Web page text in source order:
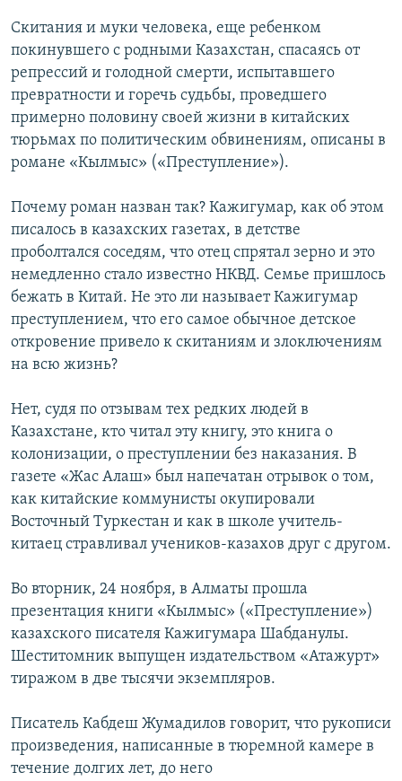
Скитания и муки человека, еще ребенком
покинувшего с родными Казахстан, спасаясь от
репрессий и голодной смерти, испытавшего
превратности и горечь судьбы, проведшего
примерно половину своей жизни в китайских
тюрьмах по политическим обвинениям, описаны в
романе «Кылмыс» («Преступление»).
Почему роман назван так? Кажигумар, как об этом
писалось в казахских газетах, в детстве
проболтался соседям, что отец спрятал зерно и это
немедленно стало известно НКВД. Семье пришлось
бежать в Китай. Не это ли называет Кажигумар
преступлением, что его самое обычное детское
откровение привело к скитаниям и злоключениям
на всю жизнь?
Нет, судя по отзывам тех редких людей в
Казахстане, кто читал эту книгу, это книга о
колонизации, о преступлении без наказания. В
газете «Жас Алаш» был напечатан отрывок о том,
как китайские коммунисты окупировали
Восточный Туркестан и как в школе учитель-
китаец стравливал учеников-казахов друг с другом.
Во вторник, 24 ноября, в Алматы прошла
презентация книги «Кылмыс» («Преступление»)
казахского писателя Кажигумара Шабданулы.
Шеститомник выпущен издательством «Атажурт»
тиражом в две тысячи экземпляров.
Писатель Кабдеш Жумадилов говорит, что рукописи
произведения, написанные в тюремной камере в
течение долгих лет, до него